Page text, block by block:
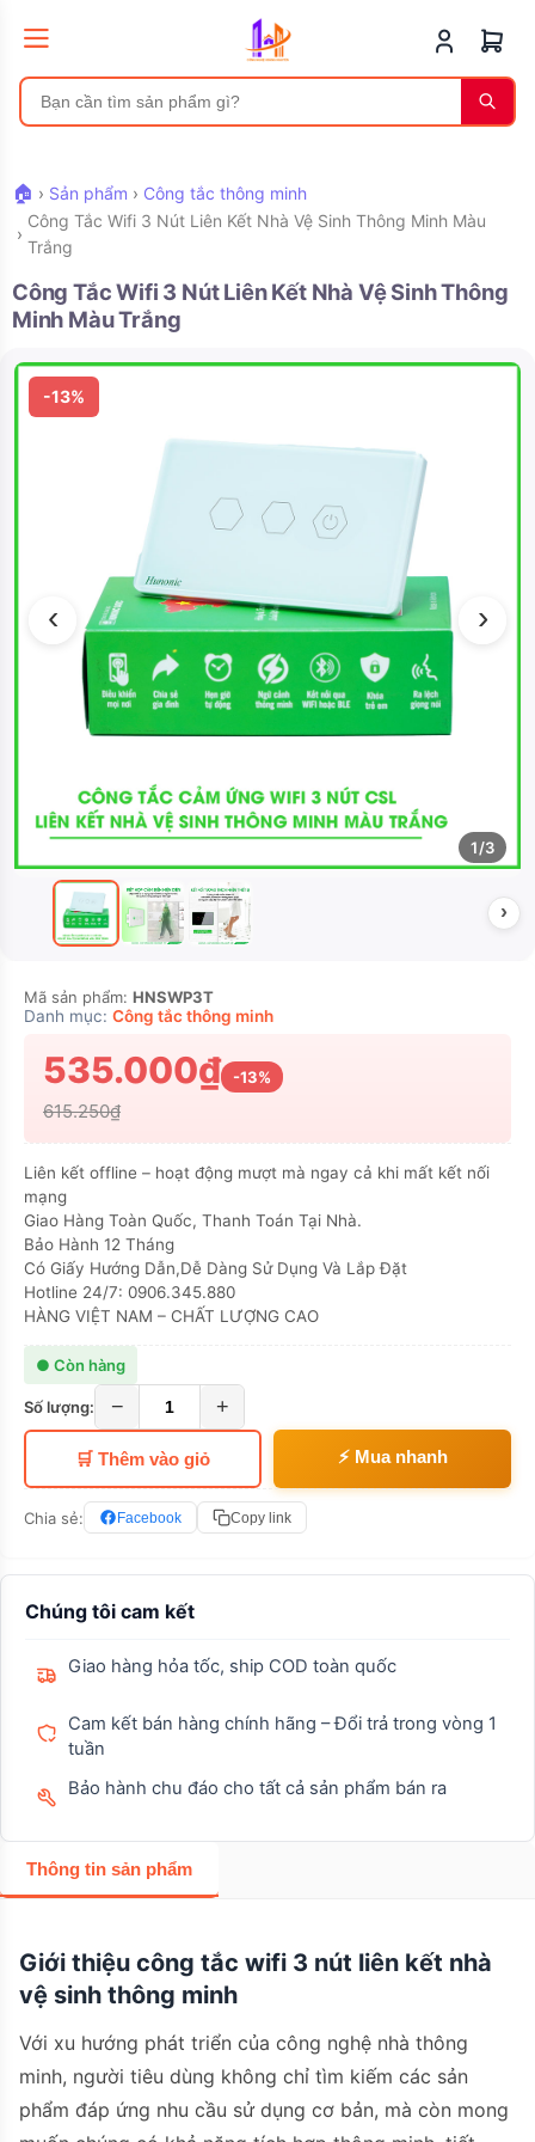
🏠 › Sản phẩm › Công tắc thông minh
›
Công Tắc Wifi 3 Nút Liên Kết Nhà Vệ Sinh Thông Minh Màu
Trắng
Công Tắc Wifi 3 Nút Liên Kết Nhà Vệ Sinh Thông
Minh Màu Trắng
‹
-13%
1/3
›
›
Chúng tôi cam kết
Giao hàng hỏa tốc, ship COD toàn quốc
Cam kết bán hàng chính hãng – Đổi trả trong vòng 1
tuần
Bảo hành chu đáo cho tất cả sản phẩm bán ra
Thông tin sản phẩm
Giới thiệu công tắc wifi 3 nút liên kết nhà
vệ sinh thông minh
Với xu hướng phát triển của công nghệ nhà thông
minh, người tiêu dùng không chỉ tìm kiếm các sản
phẩm đáp ứng nhu cầu sử dụng cơ bản, mà còn mong
Mã sản phẩm: HNSWP3T
Danh mục: Công tắc thông minh
535.000₫ -13%
615.250₫
Liên kết offline – hoạt động mượt mà ngay cả khi mất kết nối
mạng
Giao Hàng Toàn Quốc, Thanh Toán Tại Nhà.
Bảo Hành 12 Tháng
Có Giấy Hướng Dẫn,Dễ Dàng Sử Dụng Và Lắp Đặt
Hotline 24/7: 0906.345.880
HÀNG VIỆT NAM – CHẤT LƯỢNG CAO
● Còn hàng
Số lượng: − +
🛒 Thêm vào giỏ ⚡ Mua nhanh
Chia sẻ: Facebook Copy link